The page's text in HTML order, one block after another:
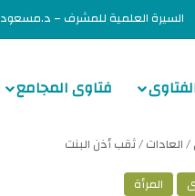
السيرة العلمية للمشرف –
فتاوى المجامع
/العادات/ثقب أذن البنت
المرأة